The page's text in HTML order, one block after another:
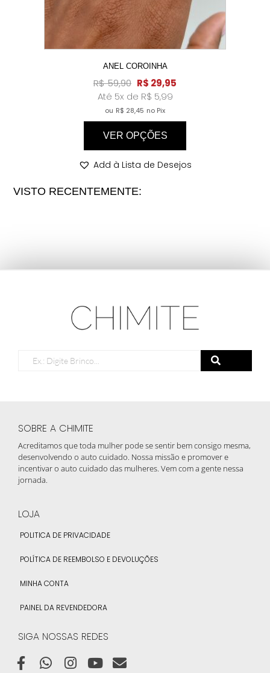
ANEL COROINHA
R$59,90 R$ 29,95
Até 5x de R$ 5,99
ou R$ 28,45 no Pix
VER OPÇÕES
Add à Lista de Desejos
VISTO RECENTEMENTE:
SOBRE A CHIMITE
Acreditamos que toda mulher pode se sentir bem consigo mesma,
desenvolvendo o auto cuidado. Nossa missão e promover e
incentivar o auto cuidado das mulheres. Vem com a gente nessa
jornada.
LOJA
POLITICA DE PRIVACIDADE
POLÍTICA DE REEMBOLSO E DEVOLUÇÕES
MINHA CONTA
PAINEL DA REVENDEDORA
SIGA NOSSAS REDES